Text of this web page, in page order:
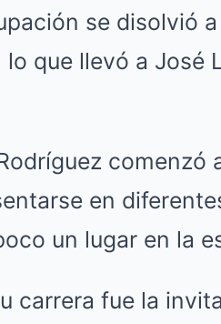
se disolvió
que llevó a José
en
un lugar en la
carrera fue la